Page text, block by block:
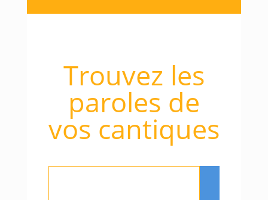
Trouvez les
paroles de
vos cantiques